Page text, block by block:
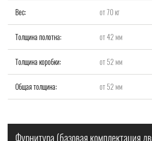
Вес: от 70 кг
Толщина полотна: от 42 мм
Толщина коробки: от 52 мм
Общая толщина: от 52 мм
Фурнитура (базовая комплектация